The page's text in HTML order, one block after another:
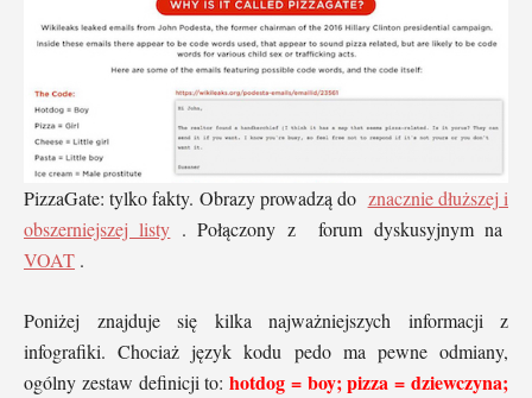
PizzaGate: tylko fakty. Obrazy prowadzą do znacznie dłuższej i
obszerniejszej listy . Połączony z forum dyskusyjnym na
VOAT .
Poniżej znajduje się kilka najważniejszych informacji z
infografiki. Chociaż język kodu pedo ma pewne odmiany,
ogólny zestaw definicji to:hotdog = boy; pizza = dziewczyna;